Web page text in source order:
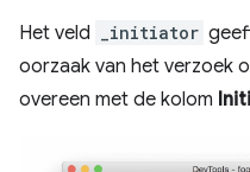
Het veld _initiator
oorzaak van het verzoek
overeen met de kolom